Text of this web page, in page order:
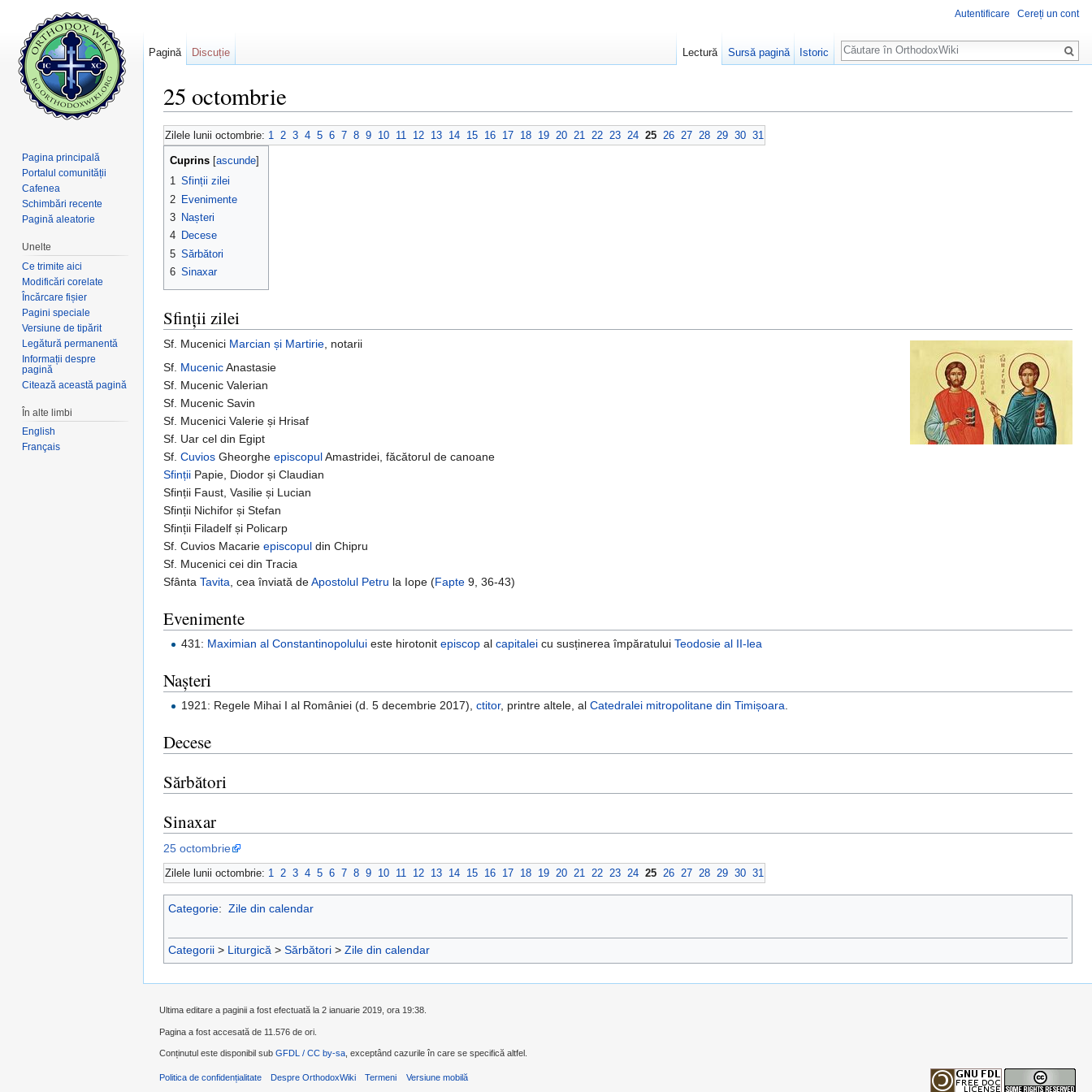
25 octombrie
Zilele lunii octombrie: 1 2 3 4 5 6 7 8 9 10 11 12 13 14 15 16 17 18 19 20 21 22 23 24 25 26 27 28 29 30 31
Cuprins ascunde
1 Sfinții zilei
2 Evenimente
3 Nașteri
4 Decese
5 Sărbători
6 Sinaxar
Sfinții zilei
Sf. Mucenici Marcian și Martirie , notarii
Sf. MucenicAnastasie
Sf. Mucenic Valerian
Sf. Mucenic Savin
Sf. Mucenici Valerie și Hrisaf
Sf. Uar cel din Egipt
Sf. Cuvios Gheorghe episcopulAmastridei, făcătorul de canoane
Sfinții Papie, Diodor și Claudian
Sfinții Faust, Vasilie și Lucian
Sfinții Nichifor și Stefan
Sfinții Filadelf și Policarp
Sf. Cuvios Macarie episcopul din Chipru
Sf. Mucenici cei din Tracia
Sfânta Tavita , cea înviată deApostolul Petru la Iope (Fapte 9, 36-43)
Evenimente
431: Maximian al Constantinopolului este hirotonitepiscop alcapitalei cu susținerea împăratuluiTeodosie al II-lea
Nașteri
1921: Regele Mihai I al României (d. 5 decembrie 2017),ctitor, printre altele, alCatedralei mitropolitane din Timișoara.
Decese
Sărbători
Sinaxar
25 octombrie
Zilele lunii octombrie: 1 2 3 4 5 6 7 8 9 10 11 12 13 14 15 16 17 18 19 20 21 22 23 24 25 26 27 28 29 30 31
Categorie: Zile din calendar
Categorii > Liturgică > Sărbători > Zile din calendar
Autentificare Cereți un cont
Pagină Discuție Lectură Sursă pagină Istoric
Căutare
Pagina principală
Portalul comunității
Cafenea
Schimbări recente
Pagină aleatorie
Unelte
Ce trimite aici
Modificări corelate
Încărcare fișier
Pagini speciale
Versiune de tipărit
Legătură permanentă
Informații despre
pagină
Citează această pagină
În alte limbi
English
Français
Ultima editare a paginii a fost efectuată la 2 ianuarie 2019, ora 19:38.
Pagina a fost accesată de 11.576 de ori.
Conținutul este disponibil sub GFDL / CC by-sa , exceptând cazurile în care se specifică altfel.
Politica de confidențialitate Despre OrthodoxWiki Termeni Versiune mobilă